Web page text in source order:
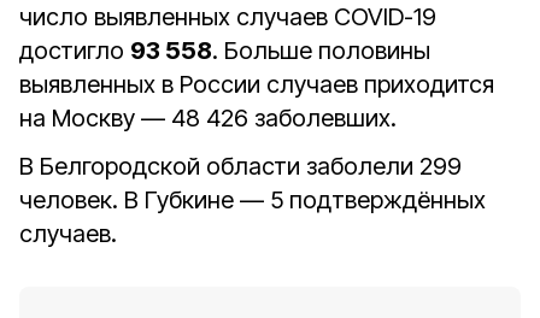
число выявленных случаев COVID-19
достигло 93 558. Больше половины
выявленных в России случаев приходится
на Москву — 48 426 заболевших.
В Белгородской области заболели 299
человек. В Губкине — 5 подтверждённых
случаев.